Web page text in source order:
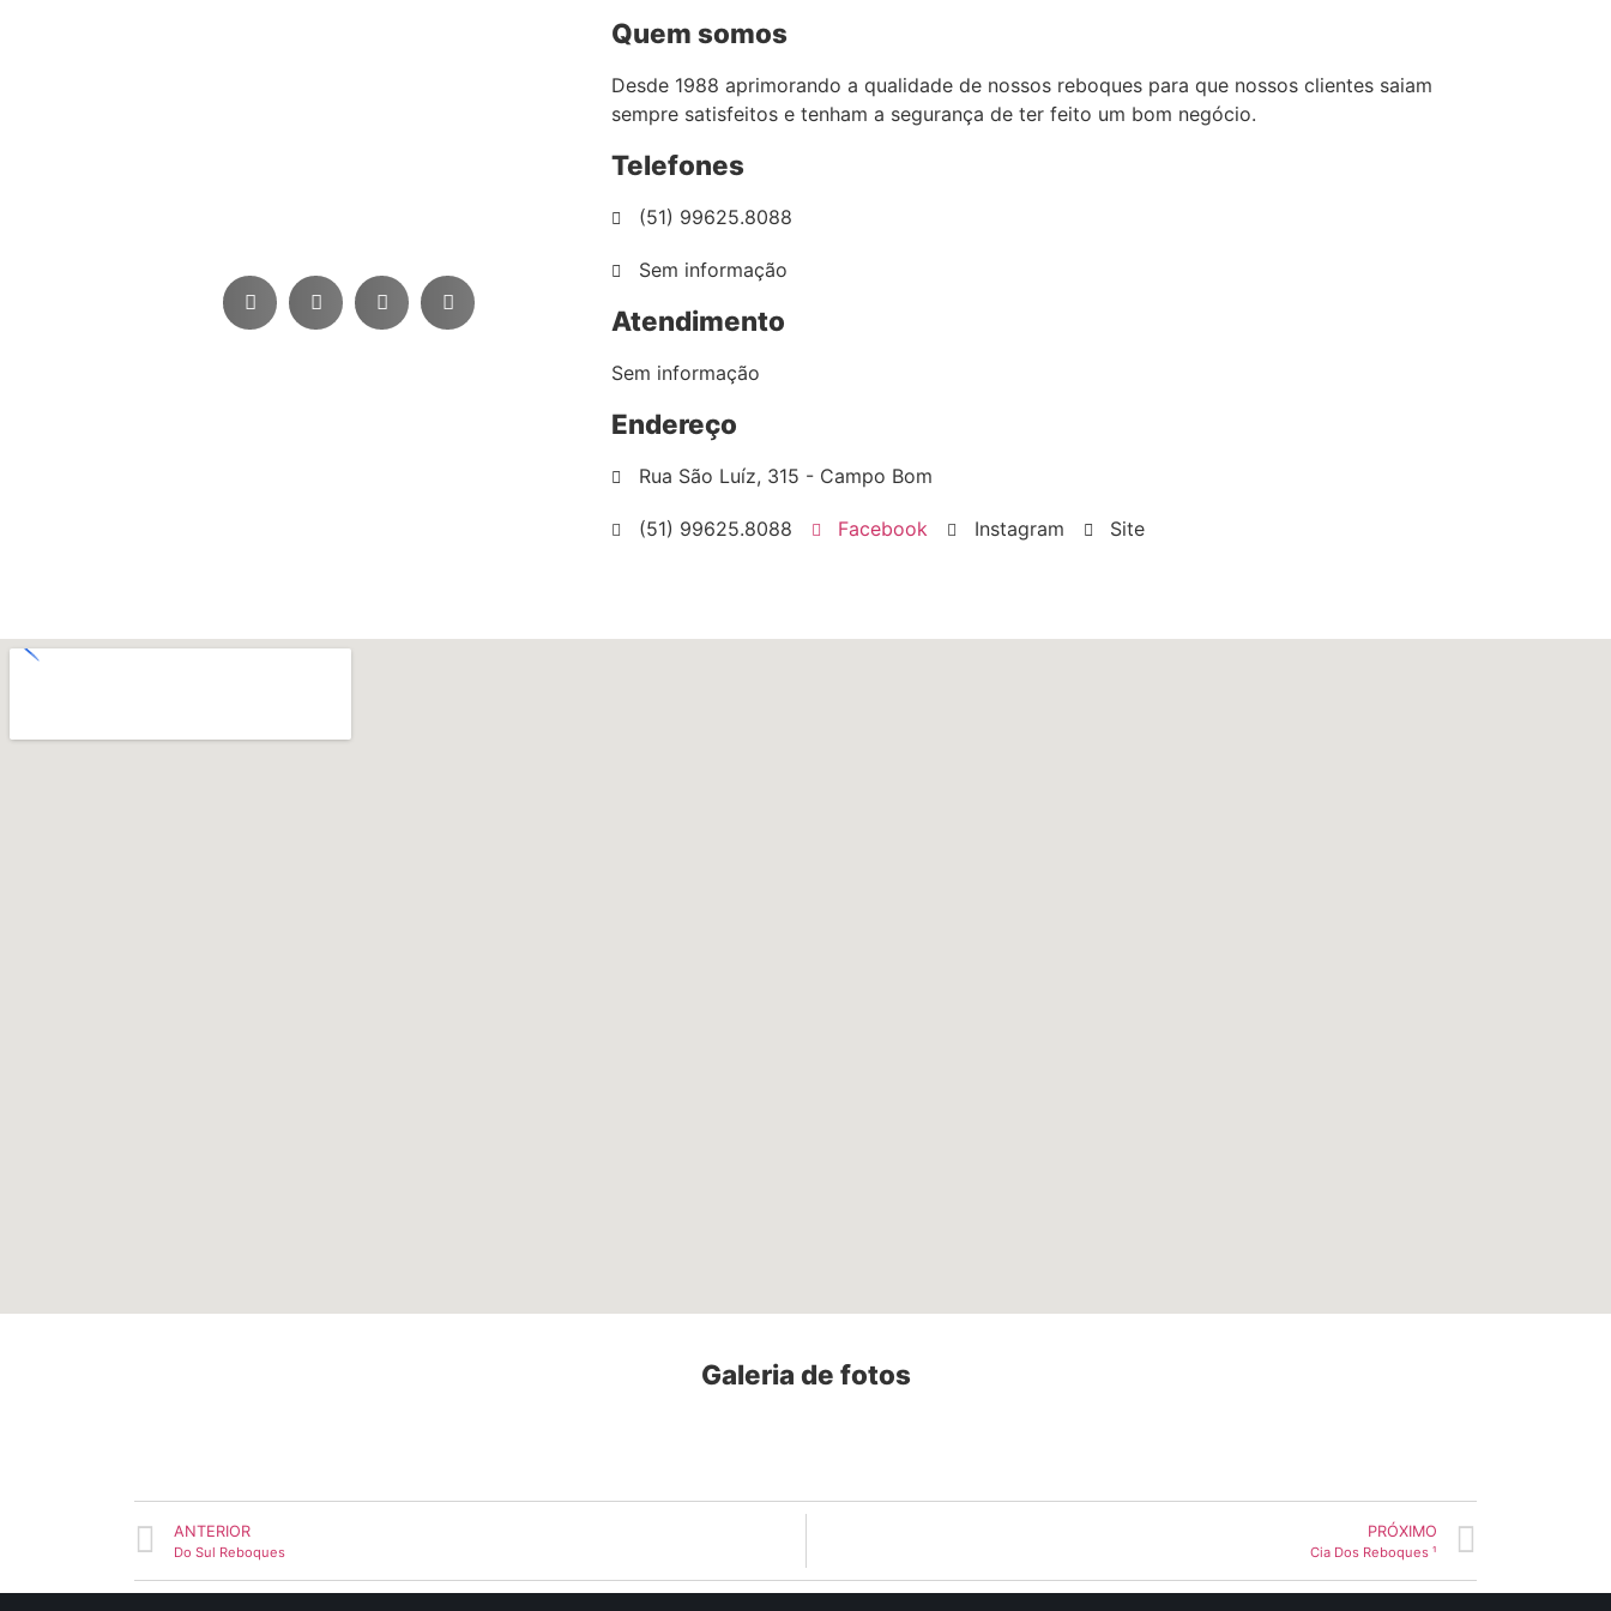
Quem somos
Desde 1988 aprimorando a qualidade de nossos reboques para que nossos clientes saiam
sempre satisfeitos e tenham a segurança de ter feito um bom negócio.
Telefones
(51) 99625.8088
Sem informação
Atendimento
Sem informação
Endereço
Rua São Luíz, 315 - Campo Bom
(51) 99625.8088 Facebook Instagram Site
Galeria de fotos
ANTERIOR
Do Sul Reboques
PRÓXIMO
Cia Dos Reboques ¹